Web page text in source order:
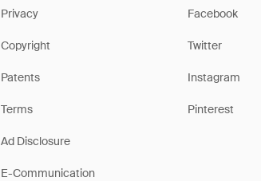
Privacy
Copyright
Patents
Terms
Ad Disclosure
E-Communication
Facebook
Twitter
Instagram
Pinterest